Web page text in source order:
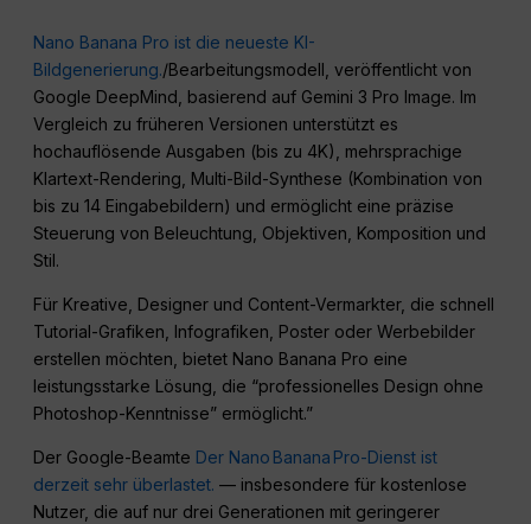
Nano Banana Pro ist die neueste KI-
Bildgenerierung./Bearbeitungsmodell, veröffentlicht von
Google DeepMind, basierend auf Gemini 3 Pro Image. Im
Vergleich zu früheren Versionen unterstützt es
hochauflösende Ausgaben (bis zu 4K), mehrsprachige
Klartext-Rendering, Multi-Bild-Synthese (Kombination von
bis zu 14 Eingabebildern) und ermöglicht eine präzise
Steuerung von Beleuchtung, Objektiven, Komposition und
Stil.
Für Kreative, Designer und Content-Vermarkter, die schnell
Tutorial-Grafiken, Infografiken, Poster oder Werbebilder
erstellen möchten, bietet Nano Banana Pro eine
leistungsstarke Lösung, die “professionelles Design ohne
Photoshop-Kenntnisse” ermöglicht.”
Der Google-Beamte Der Nano Banana Pro-Dienst ist
derzeit sehr überlastet.— insbesondere für kostenlose
Nutzer, die auf nur drei Generationen mit geringerer